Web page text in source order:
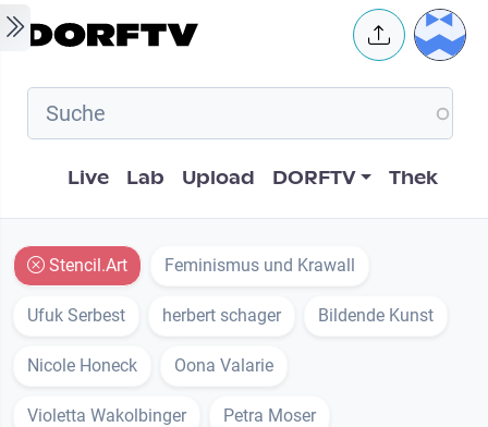
Skip to main content User
Hauptnavigation
Live Lab Upload DORFTV Thek
Stencil.Art Feminismus und Krawall
Ufuk Serbest herbert schager Bildende Kunst
Nicole Honeck Oona Valarie
Violetta Wakolbinger Petra Moser